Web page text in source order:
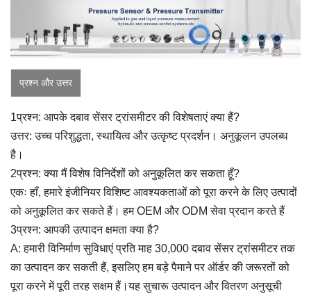
प्रश्न और उत्तर
1प्रश्न: आपके दबाव सेंसर ट्रांसमीटर की विशेषताएं क्या हैं?
उत्तर: उच्च परिशुद्धता, स्थायित्व और उत्कृष्ट प्रदर्शन। अनुकूलन उपलब्ध
है।
2प्रश्न: क्या मैं विशेष विनिर्देशों को अनुकूलित कर सकता हूँ?
एकः हाँ, हमारे इंजीनियर विशिष्ट आवश्यकताओं को पूरा करने के लिए उत्पादों
को अनुकूलित कर सकते हैं। हम OEM और ODM सेवा प्रदान करते हैं
3प्रश्न: आपकी उत्पादन क्षमता क्या है?
A: हमारी विनिर्माण सुविधाएं प्रति माह 30,000 दबाव सेंसर ट्रांसमीटर तक
का उत्पादन कर सकती हैं, इसलिए हम बड़े पैमाने पर ऑर्डर की जरूरतों को
पूरा करने में पूरी तरह सक्षम हैं।यह सुचारू उत्पादन और वितरण अनुसूची